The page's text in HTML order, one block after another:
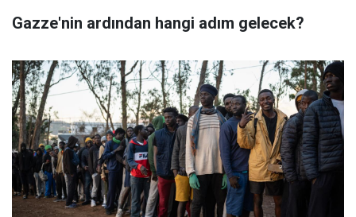
Gazze'nin ardından hangi adım gelecek?